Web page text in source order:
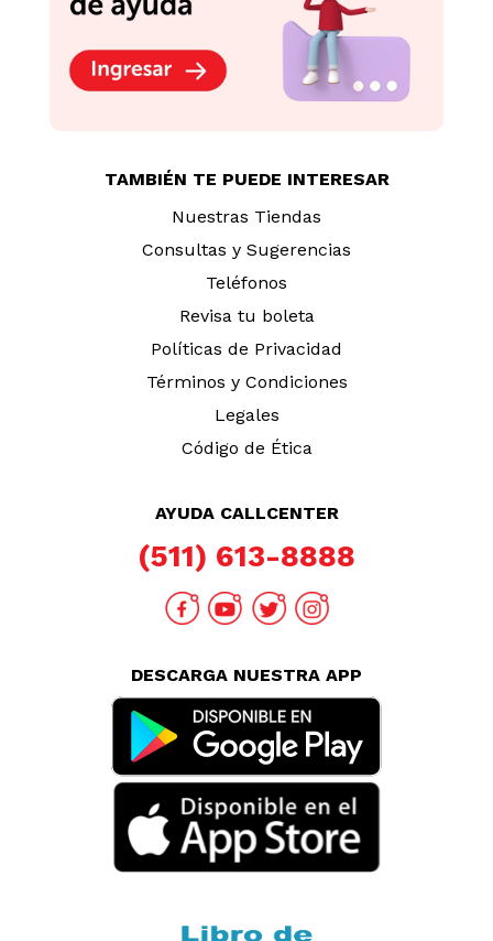
TAMBIÉN TE PUEDE INTERESAR
Nuestras Tiendas
Consultas y Sugerencias
Teléfonos
Revisa tu boleta
Políticas de Privacidad
Términos y Condiciones
Legales
Código de Ética
AYUDA CALLCENTER
(511) 613-8888
DESCARGA NUESTRA APP